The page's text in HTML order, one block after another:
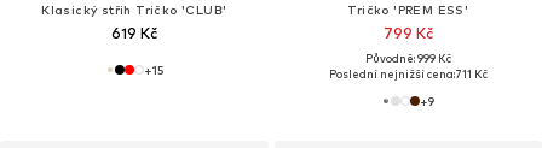
Klasický střih Tričko 'CLUB'
619 Kč
+15
Tričko 'PREM ESS'
799 Kč
Původně: 999 Kč
Poslední nejnižší cena:711 Kč
+9